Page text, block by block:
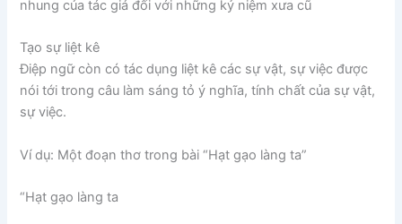
nhung của tác giả đối với những kỷ niệm xưa cũ
Tạo sự liệt kê
Điệp ngữ còn có tác dụng liệt kê các sự vật, sự việc được
nói tới trong câu làm sáng tỏ ý nghĩa, tính chất của sự vật,
sự việc.
Ví dụ: Một đoạn thơ trong bài “Hạt gạo làng ta”
“Hạt gạo làng ta